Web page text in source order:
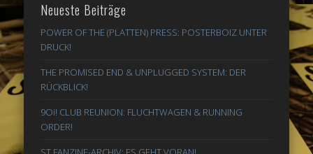
Neueste Beiträge
POWER OF THE (PLATTEN) PRESS: POSTERBOIZ UNTER
DRUCK!
THE PROMISED END & UNPLUGGED SYSTEM: DER
RÜCKBLICK!
9Oi! CLUB REUNION: FLUCHTWAGEN & RUNNING
ORDER!